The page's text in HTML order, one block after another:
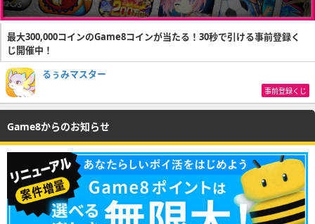
最大300,000コインのGame8コインが当たる！30秒で引ける事前登録く
じ開催中！
るぅみマスター
事前登録くじ
Game8からのお知らせ